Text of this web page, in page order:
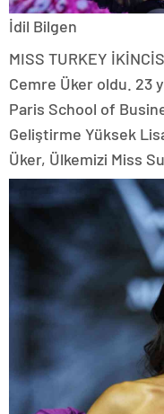
İdil Bilgen
MISS TURKEY
Cemre Üker oldu. 23
Paris School of
Geliştirme Yüksek
Üker, Ülkemizi Miss